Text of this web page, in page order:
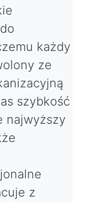
każdy
ze
szybkość
najwyższy
z